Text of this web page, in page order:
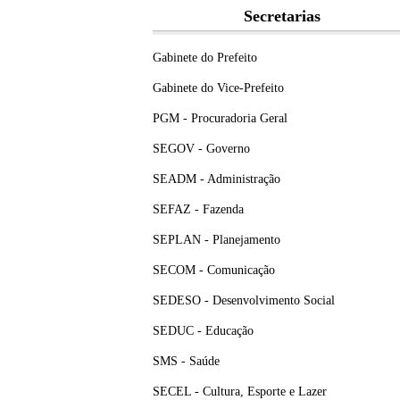
Secretarias
Gabinete do Prefeito
Gabinete do Vice-Prefeito
PGM - Procuradoria Geral
SEGOV - Governo
SEADM - Administração
SEFAZ - Fazenda
SEPLAN - Planejamento
SECOM - Comunicação
SEDESO - Desenvolvimento Social
SEDUC - Educação
SMS - Saúde
SECEL - Cultura, Esporte e Lazer